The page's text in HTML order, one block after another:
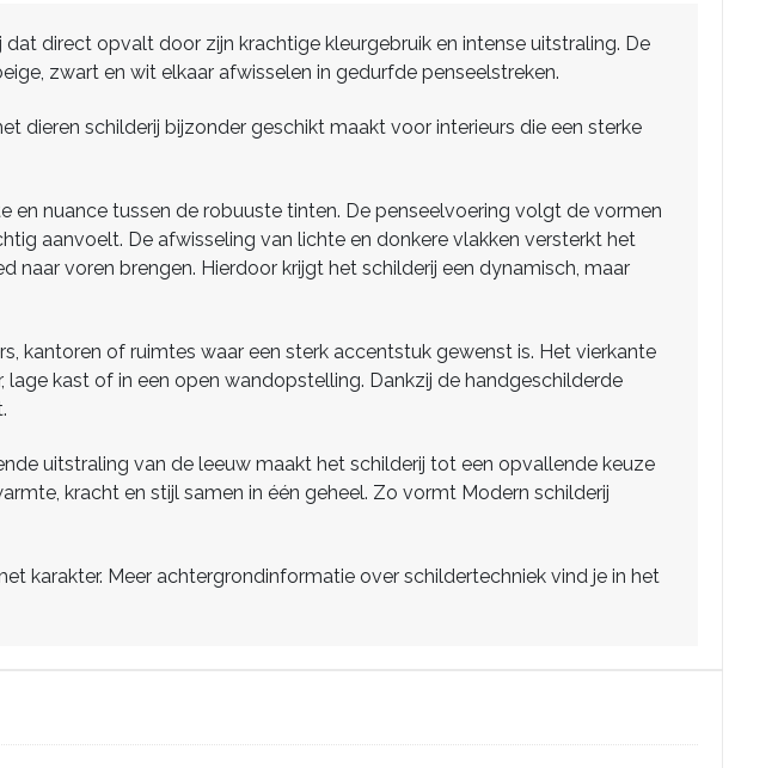
direct opvalt door zijn krachtige kleurgebruik en intense uitstraling. De
zwart en wit elkaar afwisselen in gedurfde penseelstreken.
dieren schilderij bijzonder geschikt maakt voor interieurs die een sterke
en nuance tussen de robuuste tinten. De penseelvoering volgt de vormen
aanvoelt. De afwisseling van lichte en donkere vlakken versterkt het
naar voren brengen. Hierdoor krijgt het schilderij een dynamisch, maar
kantoren of ruimtes waar een sterk accentstuk gewenst is. Het vierkante
kast of in een open wandopstelling. Dankzij de handgeschilderde
uitstraling van de leeuw maakt het schilderij tot een opvallende keuze
kracht en stijl samen in één geheel. Zo vormt Modern schilderij
karakter. Meer achtergrondinformatie over schildertechniek vind je in het